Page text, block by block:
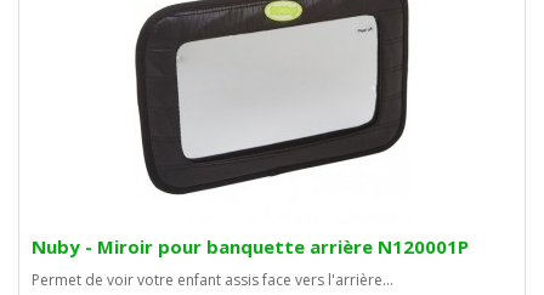
Nuby - Miroir pour banquette arrière N120001P
Permet de voir votre enfant assis face vers l'arrière...